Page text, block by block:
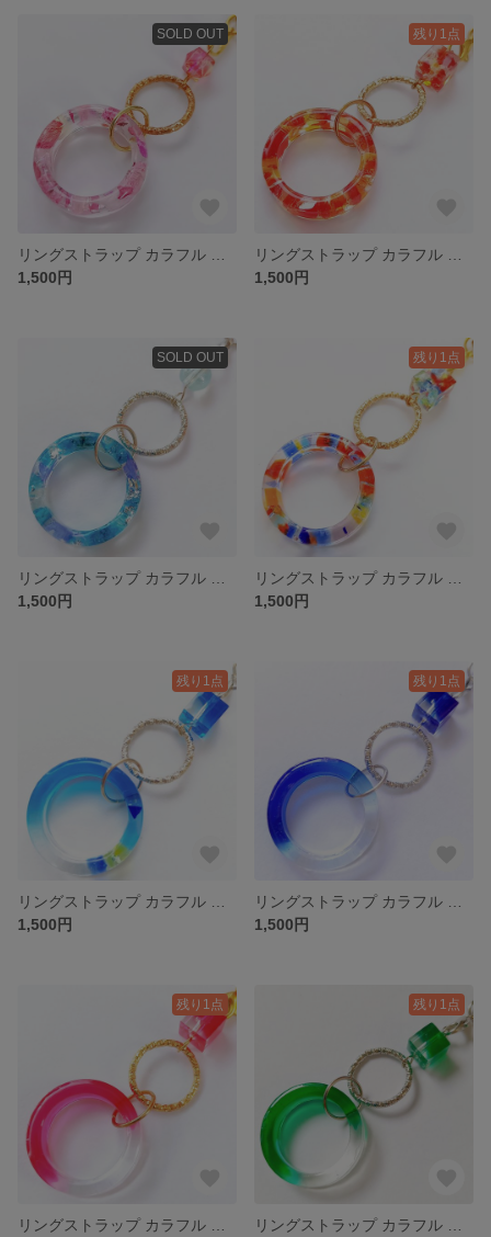
SOLD OUT
1,500円
残り1点
1,500円
SOLD OUT
1,500円
残り1点
1,500円
残り1点
1,500円
残り1点
1,500円
残り1点 残り1点